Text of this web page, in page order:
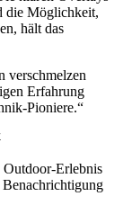
die Möglichkeit,
hält das
verschmelzen
Erfahrung
Pioniere.“
Outdoor-Erlebnis